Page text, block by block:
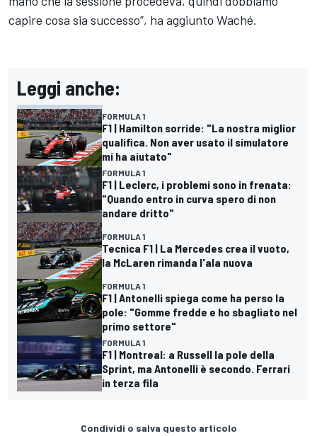
capire cosa sia successo”, ha aggiunto Waché.
Leggi anche:
FORMULA 1
F1 | Hamilton sorride: "La nostra miglior
qualifica. Non aver usato il simulatore
mi ha aiutato"
FORMULA 1
F1 | Leclerc, i problemi sono in frenata:
"Quando entro in curva spero di non
andare dritto"
FORMULA 1
Tecnica F1 | La Mercedes crea il vuoto,
la McLaren rimanda l'ala nuova
FORMULA 1
F1 | Antonelli spiega come ha perso la
pole: "Gomme fredde e ho sbagliato nel
primo settore"
FORMULA 1
F1 | Montreal: a Russell la pole della
Sprint, ma Antonelli è secondo. Ferrari
in terza fila
Condividi o salva questo articolo